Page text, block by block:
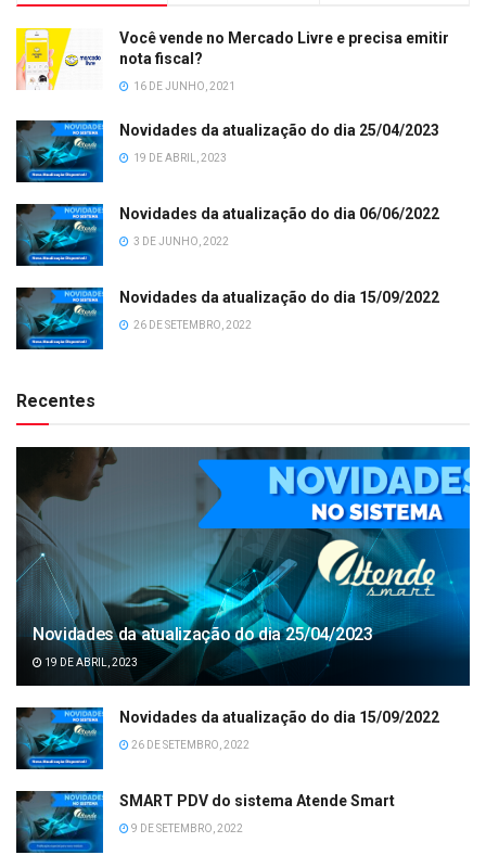
Você vende no Mercado Livre e precisa emitir
nota fiscal?
16 DE JUNHO, 2021
Novidades da atualização do dia 25/04/2023
19 DE ABRIL, 2023
Novidades da atualização do dia 06/06/2022
3 DE JUNHO, 2022
Novidades da atualização do dia 15/09/2022
26 DE SETEMBRO, 2022
Recentes
Novidades da atualização do dia 25/04/2023
19 DE ABRIL, 2023
Novidades da atualização do dia 15/09/2022
26 DE SETEMBRO, 2022
SMART PDV do sistema Atende Smart
9 DE SETEMBRO, 2022